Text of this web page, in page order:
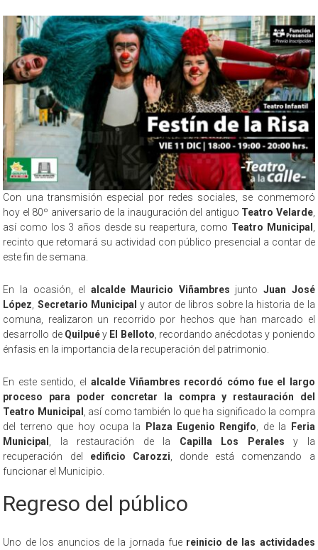
Con una transmisión especial por redes sociales, se conmemoró
hoy el 80º aniversario de la inauguración del antiguo Teatro Velarde,
así como los 3 años desde su reapertura, como Teatro Municipal
recinto que retomará su actividad con público presencial a contar de
este fin de semana.
En la ocasión, el alcalde Mauricio Viñambres junto Juan José
López Secretario Municipal y autor de libros sobre la historia de la
comuna, realizaron un recorrido por hechos que han marcado el
desarrollo de Quilpuéy El Belloto , recordando anécdotas y poniendo
énfasis en la importancia de la recuperación del patrimonio.
En este sentido, el alcalde Viñambres recordó cómo fue el largo
proceso para poder concretar la compra y restauración del
Teatro Municipal
, así como también lo que ha significado la compra
del terreno que hoy ocupa la
Plaza Eugenio Rengifo , de la
Feria
Municipal
, la restauración de la Capilla Los Perales y la
recuperación del edificio Carozzi , donde está comenzando a
funcionar el Municipio.
Regreso del público
Uno de los anuncios de la jornada fue reinicio de las actividades